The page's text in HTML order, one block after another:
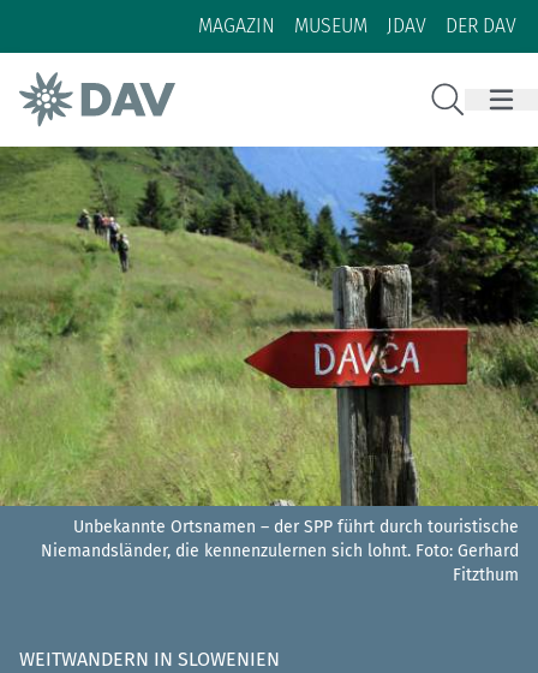
Zum Inhalt
Zur Footer-Navigation
MAGAZIN MUSEUM JDAV DER DAV
Unbekannte Ortsnamen – der SPP führt durch touristische
Niemandsländer, die kennenzulernen sich lohnt. Foto: Gerhard
Fitzthum
WEITWANDERN IN SLOWENIEN